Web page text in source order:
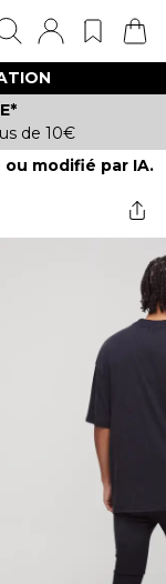
de 10€
modifié par IA.